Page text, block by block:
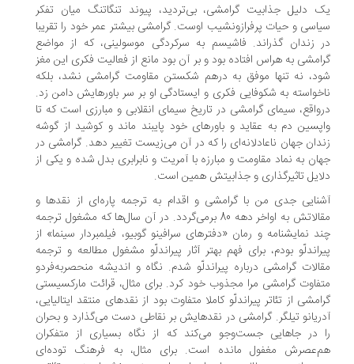
دلیل جذابیت گرامشی، بی‌تردید، پیوند تنگاتنگ میان تفکر
و حیات پرفرازونشیب اوست. گرامشی بیشتر عمر خود را تقریبا
زندان گذراند. فاشیسم به سرکردگی موسولینی، که از مواضع
به هراس افتاده بود و بر آن بود مانع از فعالیت فکری این مغز
نه تنها موفق به درهم ‌شکستن مقاومت گرامشی نشد، بلکه
به شکوفایی فکری و ایستادگی او بر سر باورهایش دامن زد.
سیمای گرامشی در تاریخ سیمای انقلابی و مبارزی است که تا
دم به عقاید و باورهای خود پایبند ماند و کوشید از گوشه
جهان ناعادلانه‌ای را که در آن می‌زیست تغییر دهد. گرامشی در
به نماد مقاومت و مبارزه با آمریت و نابرابری بدل شده و یکی از
تاثیرگذاری‌ و جذابیتش همین است.
جدی من با گرامشی و اقدام به ترجمه پاره‌ای از نقدها و
مقالاتش به اواخر دهه 80 برمی‌گردد. در آن سال‌ها که مشغول ترجمه
نمایشنامه‌ و رمان «دفترهای سرافینو گوبیو، فیلمبردار سینما» از
بودم، برای فهم بهتر آثار پیراندلّو مشغول مطالعه و ترجمه
گرامشی درباره پیراندلّو شدم. نگاه و اندیشه منحصربه‌فردو
گرامشی مرا مجذوب خود کرد. برای مثال، قرائت مارکسیستی
از تئاتر پیراندلّو کاملا متفاوت بود از نقدهای منتقد ایتالیایی،
تیلگر. گرامشی در نقدهایش بر نقاطی دست می‌گذارد و بحران
در جاهایی جست‌وجو می‌کند که از نگاه بسیاری از متفکران
مغفول مانده است. برای مثال، به فرهنگ توده‌ای